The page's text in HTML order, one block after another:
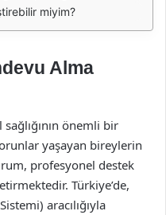
miyim?
Alma
önemli bir
yaşayan bireylerin
profesyonel destek
Türkiye’de,
aracılığıyla